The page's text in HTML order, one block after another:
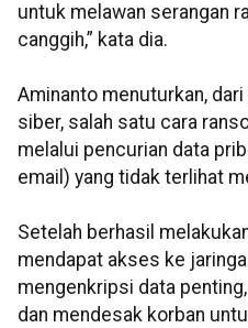
untuk melawan serangan
canggih,” kata dia.
Aminanto menuturkan,
siber, salah satu cara
melalui pencurian data
email) yang tidak terlihat
Setelah berhasil
mendapat akses ke
mengenkripsi data
dan mendesak korban